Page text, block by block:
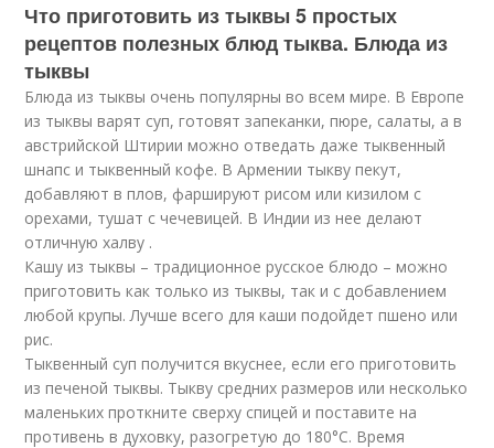
Что приготовить из тыквы 5 простых
рецептов полезных блюд тыква. Блюда из
тыквы
Блюда из тыквы очень популярны во всем мире. В Европе
из тыквы варят суп, готовят запеканки, пюре, салаты, а в
австрийской Штирии можно отведать даже тыквенный
шнапс и тыквенный кофе. В Армении тыкву пекут,
добавляют в плов, фаршируют рисом или кизилом с
орехами, тушат с чечевицей. В Индии из нее делают
отличную халву .
Кашу из тыквы – традиционное русское блюдо – можно
приготовить как только из тыквы, так и с добавлением
любой крупы. Лучше всего для каши подойдет пшено или
рис.
Тыквенный суп получится вкуснее, если его приготовить
из печеной тыквы. Тыкву средних размеров или несколько
маленьких проткните сверху спицей и поставите на
противень в духовку, разогретую до 180°С. Время